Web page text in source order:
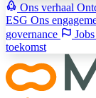
Ons verhaal
ESG Ons
governance
Jobs
toekomst